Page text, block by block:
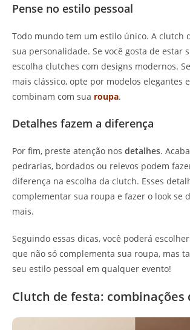
Pense no estilo pessoal
Todo mundo tem um estilo único. A clutch
sua personalidade. Se você gosta de estar
escolha clutches com designs modernos.
mais clássico, opte por modelos elegantes
combinam com sua roupa.
Detalhes fazem a diferença
Por fim, preste atenção nos detalhes.
pedrarias, bordados ou relevos podem
diferença na escolha da clutch. Esses
complementar sua roupa e fazer o look se
mais.
Seguindo essas dicas, você poderá
que não só complementa sua roupa, mas
seu estilo pessoal em qualquer evento!
Clutch de festa: combinações